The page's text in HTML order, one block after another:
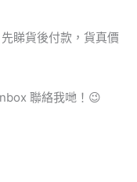
睇貨後付款，貨真價
聯絡我哋！😉